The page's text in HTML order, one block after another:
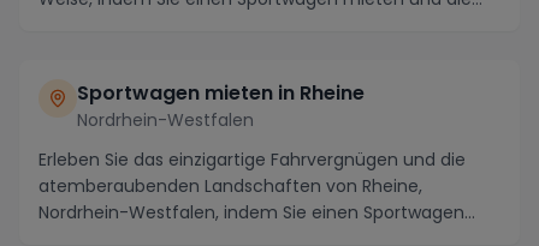
Sportwagen mieten in Rheine
Nordrhein-Westfalen
Erleben Sie das einzigartige Fahrvergnügen und die
atemberaubenden Landschaften von Rheine,
Nordrhein-Westfalen, indem Sie einen Sportwagen